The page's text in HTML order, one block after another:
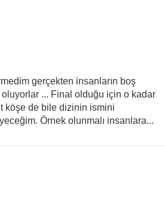
gerçekten insanların boş
... Final olduğu için o kadar
köşe de bile dizinin ismini
Örnek olunmalı insanlara...